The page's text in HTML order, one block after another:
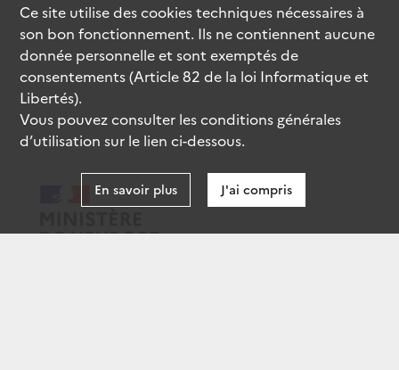
Ce site utilise descookiestechniques nécessaires à
son bon fonctionnement. Ils ne contiennent aucune
donnée personnelle et sont exemptés de
consentements (Article 82 de la loi Informatique et
Libertés).
Vous pouvez consulter les conditions générales
d’utilisation sur le lien ci-dessous.
En savoir plus J'ai compris